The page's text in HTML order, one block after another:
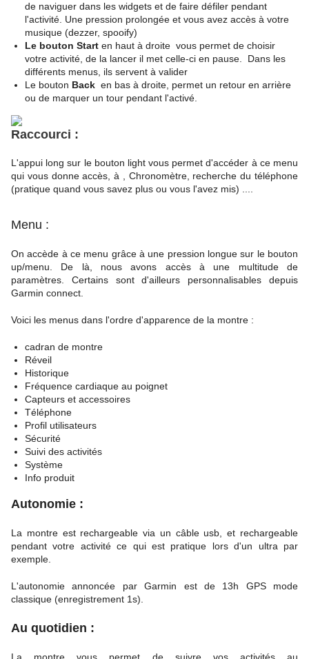
de naviguer dans les widgets et de faire défiler pendant
l'activité. Une pression prolongée et vous avez accès à votre
musique (dezzer, spooify)
Le bouton Start en haut à droite vous permet de choisir
votre activité, de la lancer il met celle-ci en pause. Dans les
différents menus, ils servent à valider
Le bouton Back en bas à droite, permet un retour en arrière
ou de marquer un tour pendant l'activé.
Raccourci :
L'appui long sur le bouton light vous permet d'accéder à ce menu
qui vous donne accès, à , Chronomètre, recherche du téléphone
(pratique quand vous savez plus ou vous l'avez mis) ....
Menu :
On accède à ce menu grâce à une pression longue sur le bouton
up/menu. De là, nous avons accès à une multitude de
paramètres. Certains sont d'ailleurs personnalisables depuis
Garmin connect.
Voici les menus dans l'ordre d'apparence de la montre :
cadran de montre
Réveil
Historique
Fréquence cardiaque au poignet
Capteurs et accessoires
Téléphone
Profil utilisateurs
Sécurité
Suivi des activités
Système
Info produit
Autonomie :
La montre est rechargeable via un câble usb, et rechargeable
pendant votre activité ce qui est pratique lors d'un ultra par
exemple.
L'autonomie annoncée par Garmin est de 13h GPS mode
classique (enregistrement 1s).
Au quotidien :